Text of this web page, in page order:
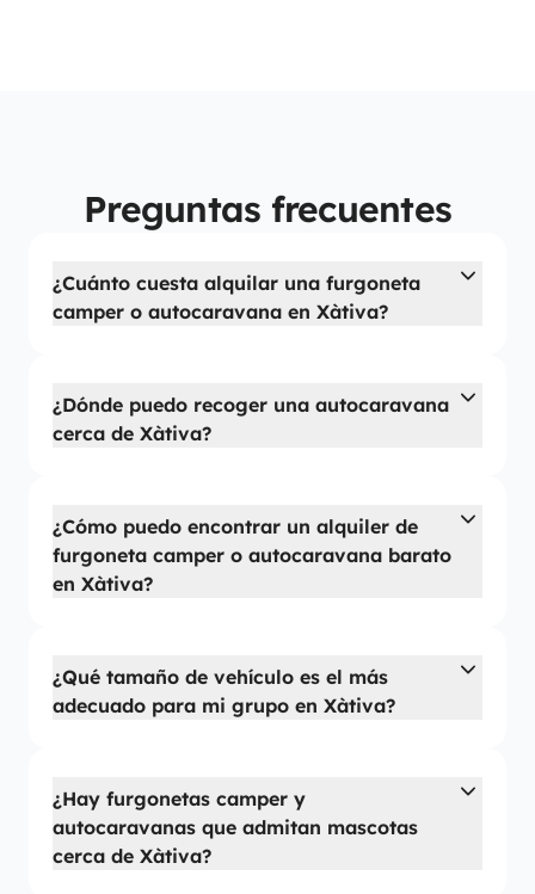
Preguntas frecuentes
¿Cuánto cuesta alquilar una furgoneta
camper o autocaravana en Xàtiva?
¿Dónde puedo recoger una autocaravana
cerca de Xàtiva?
¿Cómo puedo encontrar un alquiler de
furgoneta camper o autocaravana barato
en Xàtiva?
¿Qué tamaño de vehículo es el más
adecuado para mi grupo en Xàtiva?
¿Hay furgonetas camper y
autocaravanas que admitan mascotas
cerca de Xàtiva?